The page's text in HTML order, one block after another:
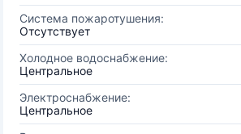
Система пожаротушения:
Отсутствует
Холодное водоснабжение:
Центральное
Электроснабжение:
Центральное